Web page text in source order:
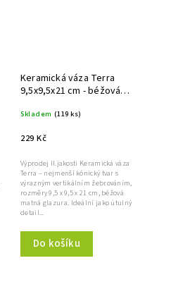
Keramická váza Terra
9,5x9,5x21 cm - béžová
Skladem (119 ks)
229 Kč
Do košíku
Výprodej II.jakosti Keramická váza
Terra – nejmenší kónický tvar s
výrazným vertikálním žebrováním,
rozměry 9,5 x 9,5 x 21 cm, béžová
matná glazura. Ideální jako útulný
detail...